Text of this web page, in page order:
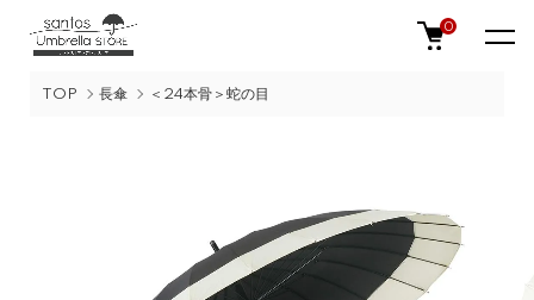
0
TOP 長傘 ＜24本骨＞蛇の目